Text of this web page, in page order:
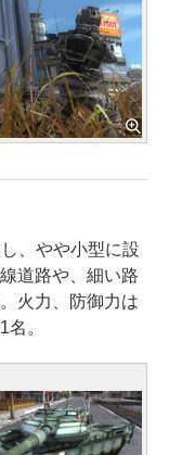
、やや小型に設
道路や、細い路
火力、防御力は
。